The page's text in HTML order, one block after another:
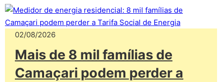
02/08/2026
Mais de 8 mil famílias de
Camaçari podem perder a